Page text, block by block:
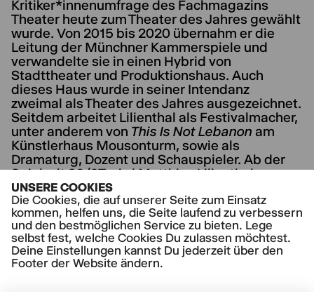
UNSERE COOKIES
Die Cookies, die auf unserer Seite zum Einsatz
kommen, helfen uns, die Seite laufend zu verbessern
und den bestmöglichen Service zu bieten. Lege
selbst fest, welche Cookies Du zulassen möchtest.
Deine Einstellungen kannst Du jederzeit über den
Footer der Website ändern.
Kritiker*innenumfrage des Fachmagazins
Theater heute zum Theater des Jahres gewählt
wurde. Von 2015 bis 2020 übernahm er die
Leitung der Münchner Kammerspiele und
verwandelte sie in einen Hybrid von
Stadttheater und Produktionshaus. Auch
dieses Haus wurde in seiner Intendanz
zweimal als Theater des Jahres ausgezeichnet.
Seitdem arbeitet Lilienthal als Festivalmacher,
unter anderem von This Is Not Lebanon am
Künstlerhaus Mousonturm, sowie als
Dramaturg, Dozent und Schauspieler. Ab der
Spielzeit 26/27 wird Matthias Lilienthal
Intendant der Volksbühne Berlin.